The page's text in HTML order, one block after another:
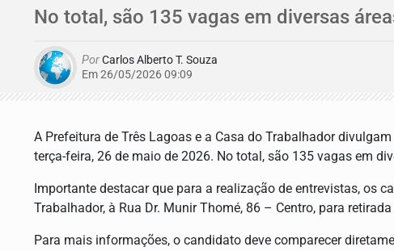
No total, são 135 vagas em diversas
PorCarlos Alberto T. Souza
Em 26/05/2026 09:09
A Prefeitura de Três Lagoas e a Casa do Trabalhador
terça-feira, 26 de maio de 2026. No total, são 135 vagas em
Importante destacar que para a realização de entrevistas, os
Trabalhador, à Rua Dr. Munir Thomé, 86 – Centro, para
Para mais informações, o candidato deve comparecer